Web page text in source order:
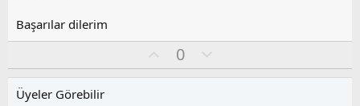
Başarılar dilerim
y
0
l
Üyeler Görebilir